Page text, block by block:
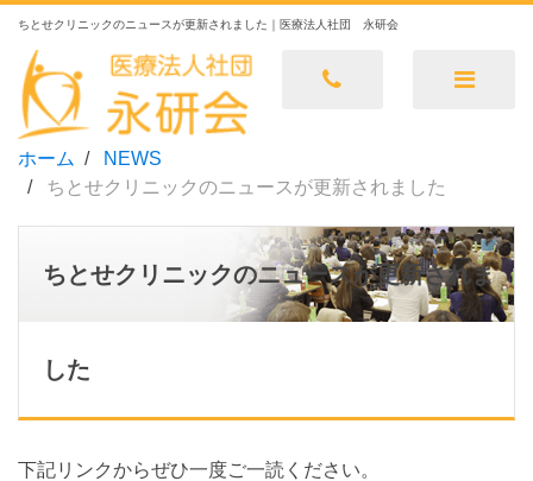
ちとせクリニックのニュースが更新されました｜医療法人社団 永研会
ホーム
NEWS
ちとせクリニックのニュースが更新されました
ちとせクリニックのニュースが更新されま
した
下記リンクからぜひ一度ご一読ください。